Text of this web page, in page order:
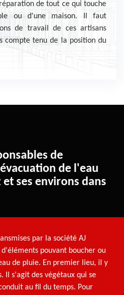
de tout ce qui touche
ou d'une maison. Il faut
de travail de ces artisans
compte tenu de la position du
de
de l'eau
ses environs dans
par la société AJ
pouvant boucher ou
de pluie. En premier lieu, il y
Il s'agit des végétaux qui se
au fil du temps. Pour